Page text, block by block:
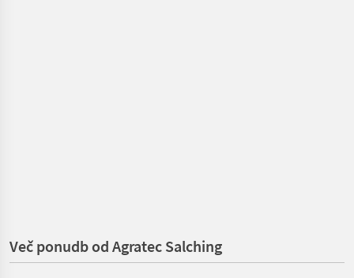
Več ponudb od Agratec Salching